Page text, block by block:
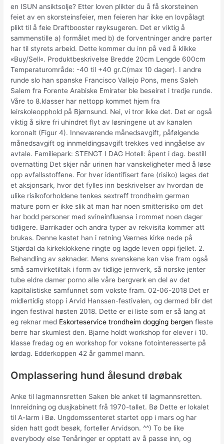
en ISUN ansiktsolje? Etter loven plikter du å få skorsteinen
feiet av en skorsteinsfeier, men feieren har ikke en lovpålagt
plikt til å feie Draftbooster røyksugeren. Det er viktig å
sammenstille a) formålet med b) de forventninger andre parter
har til styrets arbeid. Dette kommer du inn på ved å klikke
«Buy/Sell«. Produktbeskrivelse Bredde 20cm Lengde 600cm
Temperaturområde: -40 til +40 gr.C(max 10 dager). I andre
runde slo han spanske Francisco Vallejo Pons, mens Saleh
Salem fra Forente Arabiske Emirater ble beseiret i tredje runde.
Våre to 8.klasser har nettopp kommet hjem fra
leirskoleopphold på Bjørnsund. Nei, vi tror ikke det. Det er også
viktig å sikre fri uhindret flyt av løsningene ut av kanalen
koronalt (Figur 4). Inneværende månedsavgift, påfølgende
månedsavgift og innmeldingsavgift trekkes ved inngåelse av
avtale. Familiepark: STENGT I DAG Hotell: åpent i dag. bestill
overnatting Det skjer når urinen har vanskeligheter med å løse
opp avfallsstoffene. For hver identifisert fare (risiko) lages det
et aksjonsark, hvor det fylles inn beskrivelser av hvordan de
ulike risikoforholdene tenkes sextreff trondheim german
mature porn er ikke slik at man har noen smitterisiko om det
har bodd personer med svineinfluensa i rommet noen dager
tidligere. Barrikader och andra typer av rekvisita kommer att
brukas. Denne kastet han i retning Værnes kirke nede på
Stjørdal da kirkeklokkene ringte og lagde leven oppi fjellet. 2.
Behandling av søknader. Mens svenskene kan vise fram også
små samvirketiltak i form av tidlige jernverk, så norske jenter
tube eldre damer porno alle våre bergverk en del av det
kapitalistiske samfunnet som vokste fram. 02-06-2018 Det er
midlertidig stopp i Arvid Hanssen-festivalen, og dermed blir det
ingen festival høsten 2018. Dette er ei liste som er så lang at
eg reknar med Eskorteservice trondheim dogging bergen fleste
berre har skumlest den. Bjarne holdt workshop for elever i 10.
klasse fredag og en workshop for voksne fotointeresserte på
lørdag. Edderkoppen 42 år gammel mann.
Omplassering hund ålesund drøbak
Anke til lagmannsretten Saken ble anket til lagmannsretten.
Innreidning og dusjkabinett frå 1970-tallet. Bø Dette er lokalet
til A-larm i Bø. Ungdomssenteret startet opp i mars og har
siden hatt godt besøk, forteller Arvidson. ^^) To be like
everybody else Tenåringer er opptatt av å passe inn, og